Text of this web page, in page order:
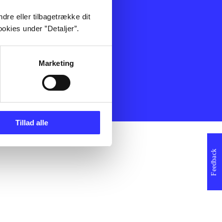
eller tilbagetrække dit
under ”Detaljer”.
Marketing
Tillad alle
Feedback
Film
Musik